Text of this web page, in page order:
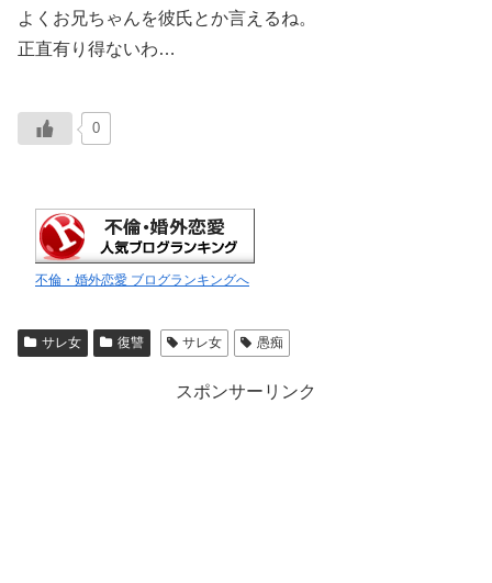
よくお兄ちゃんを彼氏とか言えるね。
正直有り得ないわ…
0
不倫・婚外恋愛 ブログランキングへ
サレ女 復讐 サレ女 愚痴
スポンサーリンク